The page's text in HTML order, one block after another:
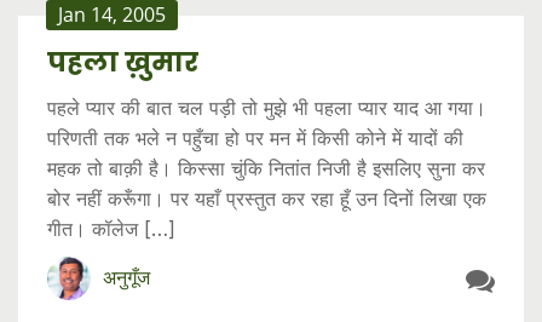
Jan 14, 2005
पहला ख़ुमार
पहले प्यार की बात चल पड़ी तो मुझे भी पहला प्यार याद आ गया।
परिणती तक भले न पहुँचा हो पर मन में किसी कोने में यादों की
महक तो बाक़ी है। किस्सा चुंकि नितांत निजी है इसलिए सुना कर
बोर नहीं करूँगा। पर यहाँ प्रस्तुत कर रहा हूँ उन दिनों लिखा एक
गीत। कॉलेज […]
अनुगूँज